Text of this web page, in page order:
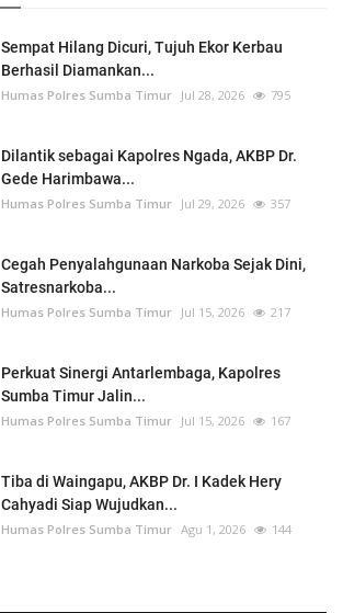
Sempat Hilang Dicuri, Tujuh Ekor Kerbau
Berhasil Diamankan...
Humas Polres Sumba Timur Jul 28, 2026 795
Dilantik sebagai Kapolres Ngada, AKBP Dr.
Gede Harimbawa...
Humas Polres Sumba Timur Jul 29, 2026 357
Cegah Penyalahgunaan Narkoba Sejak Dini,
Satresnarkoba...
Humas Polres Sumba Timur Jul 15, 2026 217
Perkuat Sinergi Antarlembaga, Kapolres
Sumba Timur Jalin...
Humas Polres Sumba Timur Jul 15, 2026 167
Tiba di Waingapu, AKBP Dr. I Kadek Hery
Cahyadi Siap Wujudkan...
Humas Polres Sumba Timur Agu 1, 2026 144